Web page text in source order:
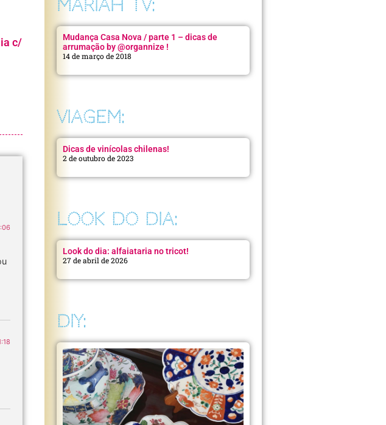
c/
MARIAH TV:
Mudança Casa Nova / parte 1 – dicas de
arrumação by @organnize !
14 de março de 2018
VIAGEM:
Dicas de vinícolas chilenas!
2 de outubro de 2023
LOOK DO DIA:
Look do dia: alfaiataria no tricot!
27 de abril de 2026
DIY: